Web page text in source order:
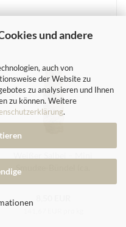
und andere
auch von
der Website zu
zu analysieren und Ihnen
zu können. Weitere
.